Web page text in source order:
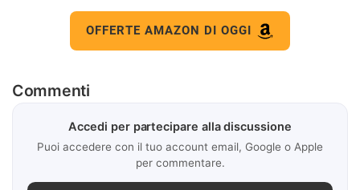
OFFERTE AMAZON DI OGGI
Commenti
Accedi per partecipare alla discussione
Puoi accedere con il tuo account email, Google o Apple
per commentare.